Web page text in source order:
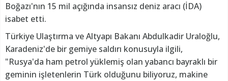
Boğazı'nın 15 mil açığında insansız deniz aracı (İDA)
isabet etti.
Türkiye Ulaştırma ve Altyapı Bakanı Abdulkadir Uraloğlu,
Karadeniz'de bir gemiye saldırı konusuyla ilgili,
"Rusya'da ham petrol yüklemiş olan yabancı bayraklı bir
geminin işletenlerin Türk olduğunu biliyoruz, makine